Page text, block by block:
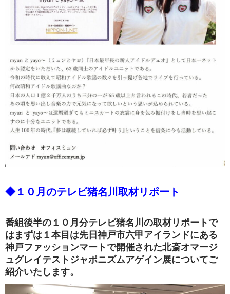
◆１０月のテレビ猪名川取材リポート
番組後半の１０月分テレビ猪名川の取材リポートで
はまずは１本目は先日神戸市六甲アイランドにある
神戸ファッションマートで開催された北斎オマージ
ュグレイテストジャポニズムアゲイン展についてご
紹介いたします。